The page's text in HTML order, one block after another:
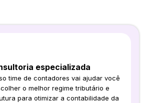
especializada
time de contadores vai ajudar você
o melhor regime tributário e
para otimizar a contabilidade da